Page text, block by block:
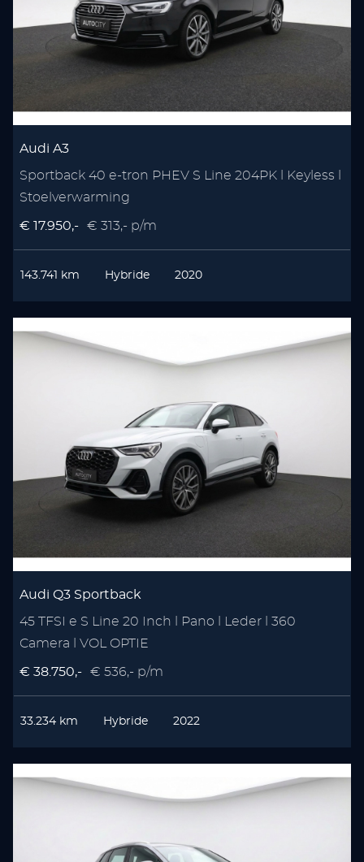
Audi A3
Sportback 40 e-tron PHEV S Line 204PK l Keyless l
Stoelverwarming
€ 17.950,- € 313,- p/m
143.741 km Hybride 2020
Audi Q3 Sportback
45 TFSI e S Line 20 Inch l Pano l Leder l 360
Camera l VOL OPTIE
€ 38.750,- € 536,- p/m
33.234 km Hybride 2022